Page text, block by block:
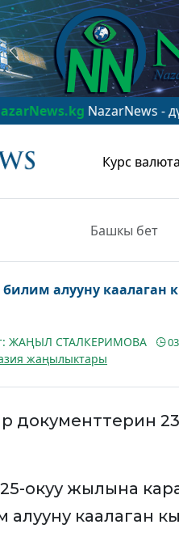
NazarNews - дүйнө
Курс валюта
Башкы бет
билим алууну каалаган
ЖАҢЫЛ СТАЛКЕРИМОВА
жаңылыктары
документтерин
окуу жылына
каалаган